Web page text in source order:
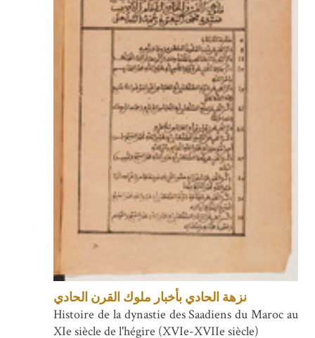
نزهة الحادي بأخبار ملوك القرن الحادي
Histoire de la dynastie des Saadiens du Maroc au
XIe siècle de l'hégire (XVIe-XVIIe siècle)